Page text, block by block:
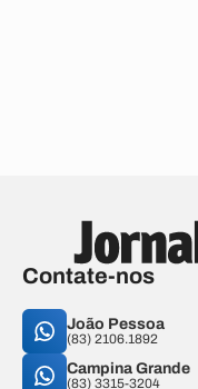
Contate-nos
João Pessoa
(83) 2106.1892
Campina Grande
(83) 3315-3204